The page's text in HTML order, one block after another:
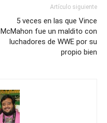
Artículo siguiente
5 veces en las que Vince
McMahon fue un maldito con
luchadores de WWE por su
propio bien